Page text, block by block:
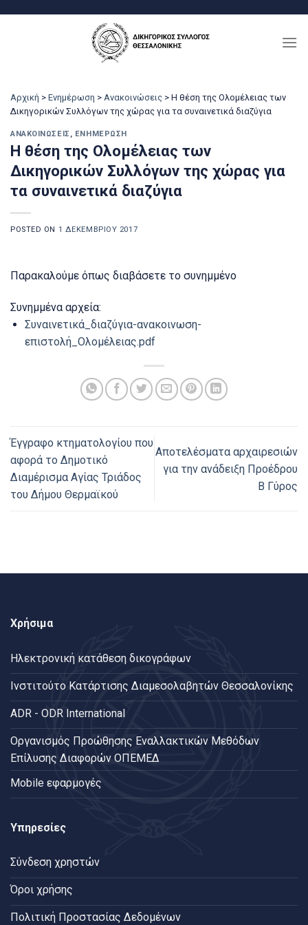
Αρχική > Ενημέρωση > Ανακοινώσεις > Η θέση της Ολομέλειας των
Δικηγορικών Συλλόγων της χώρας για τα συναινετικά διαζύγια
ΑΝΑΚΟΙΝΏΣΕΙΣ , ΕΝΗΜΈΡΩΣΗ
Η θέση της Ολομέλειας των
Δικηγορικών Συλλόγων της χώρας για
τα συναινετικά διαζύγια
POSTED ON 1 ΔΕΚΕΜΒΡΊΟΥ 2017
Παρακαλούμε όπως διαβάσετε το συνημμένο
Συνημμένα αρχεία:
Συναινετικά_διαζύγια-ανακοινωση-
επιστολή_Ολομέλειας.pdf
Έγγραφο κτηματολογίου που
αφορά το Δημοτικό
Διαμέρισμα Αγίας Τριάδος
του Δήμου Θερμαϊκού
Αποτελέσματα αρχαιρεσιών
για την ανάδειξη Προέδρου
Β Γύρος
Χρήσιμα
Ηλεκτρονική κατάθεση δικογράφων
Ινστιτούτο Κατάρτισης Διαμεσολαβητών Θεσσαλονίκης
ADR - ODR International
Oργανισμός Προώθησης Εναλλακτικών Μεθόδων
Επίλυσης Διαφορών ΟΠΕΜΕΔ
Mobile εφαρμογές
Υπηρεσίες
Σύνδεση χρηστών
Όροι χρήσης
Πολιτική Προστασίας Δεδομένων